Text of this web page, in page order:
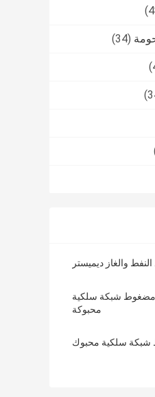
(34)
والغاز ديميستر
شبكة سلكية
محبوكة